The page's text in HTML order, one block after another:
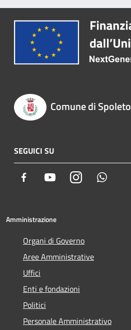
Comune di Spoleto
SEGUICI SU
Facebook YoutubeInstagram
Amministrazione
Organi di Governo
Aree Amministrative
Uffici
Enti e fondazioni
Politici
Personale Amministrativo